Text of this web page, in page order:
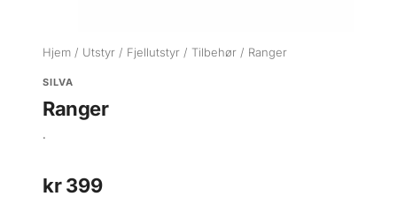
Hjem / Utstyr / Fjellutstyr / Tilbehør / Ranger
SILVA
Ranger
.
kr399